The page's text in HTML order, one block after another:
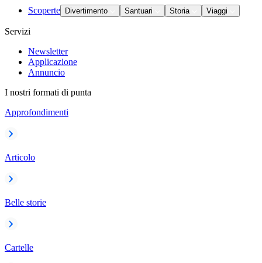
Scoperte Divertimento Santuari Storia Viaggi
Servizi
Newsletter
Applicazione
Annuncio
I nostri formati di punta
Approfondimenti
Articolo
Belle storie
Cartelle